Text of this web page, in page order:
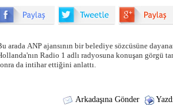
arada ANP ajansının bir belediye sözcüsüne
Radio 1 adlı radyosuna konuşan görgü
da intihar ettiğini anlattı.
Arkadaşına Gönder